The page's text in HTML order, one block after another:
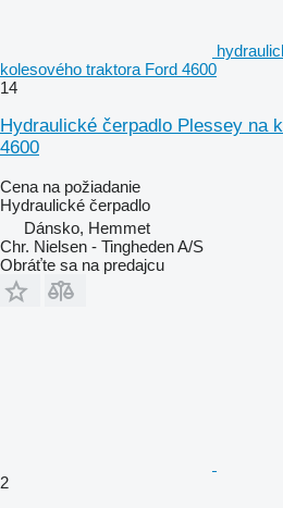
kolesového traktora Ford 4600
14
Hydraulické čerpadlo Plessey na
4600
Cena na požiadanie
Hydraulické čerpadlo
Dánsko, Hemmet
Chr. Nielsen - Tingheden A/S
Obráťte sa na predajcu
2